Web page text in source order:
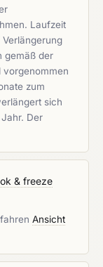
Laufzeit
Verlängerung
gemäß der
vorgenommen
zum
sich
Der
& freeze
Ansicht